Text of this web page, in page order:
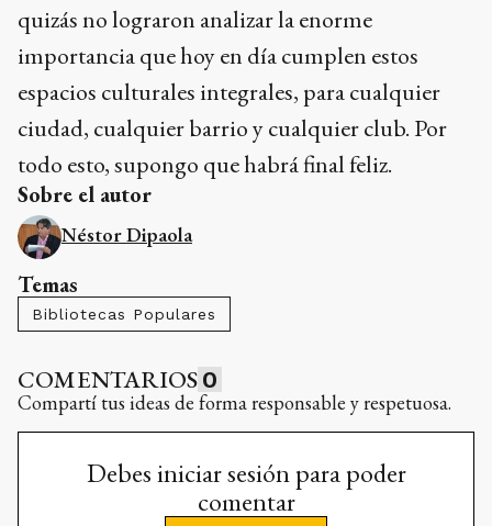
quizás no lograron analizar la enorme
importancia que hoy en día cumplen estos
espacios culturales integrales, para cualquier
ciudad, cualquier barrio y cualquier club. Por
todo esto, supongo que habrá final feliz.
Sobre el autor
Néstor Dipaola
Temas
Bibliotecas Populares
COMENTARIOS 0
Compartí tus ideas de forma responsable y respetuosa.
Debes iniciar sesión para poder
comentar